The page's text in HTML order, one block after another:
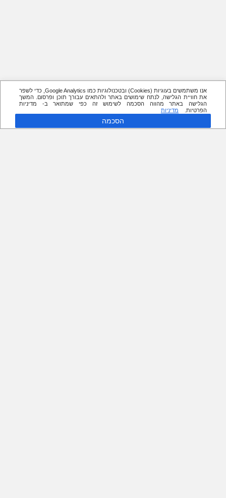
אנו משתמשים בעוגיות (Cookies) ובטכנולוגיות כמו Google Analytics, כדי לשפר
את חוויית הגלישה, לנתח שימושים באתר ולהתאים עבורך תוכן ופרסום. המשך
הגלישה באתר מהווה הסכמה לשימוש זה כפי שמתואר ב- מדיניות
הפרטיות.
מדיניות
הסכמה